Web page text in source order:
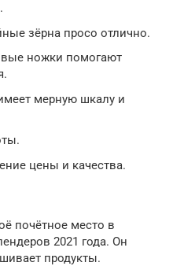
зёрна просо отлично.
ножки помогают
мерную шкалу и
цены и качества.
почётное место в
2021 года. Он
продукты.